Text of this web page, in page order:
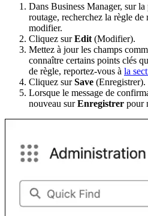
Dans Business Manager, sur
routage, recherchez la règle
modifier.
Cliquez surEdit (Modifier).
Mettez à jour les champs
connaître certains points clés
de règle, reportez-vous à la
Cliquez surSave (Enregistrer).
Lorsque le message de
nouveau surEnregistrer pour